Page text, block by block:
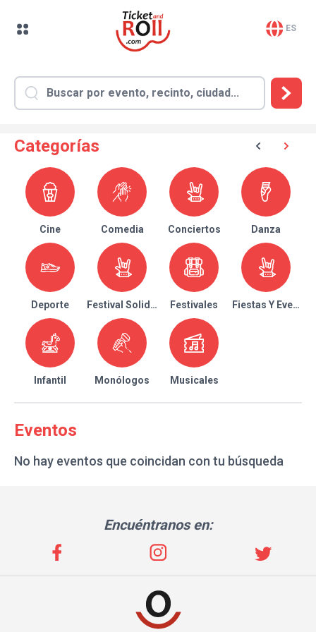
ES
Categorías
Cine Comedia Conciertos Danza
Deporte Festival Solidario Festivales Fiestas Y Eventos
Infantil Monólogos Musicales
Eventos
No hay eventos que coincidan con tu búsqueda
Encuéntranos en: